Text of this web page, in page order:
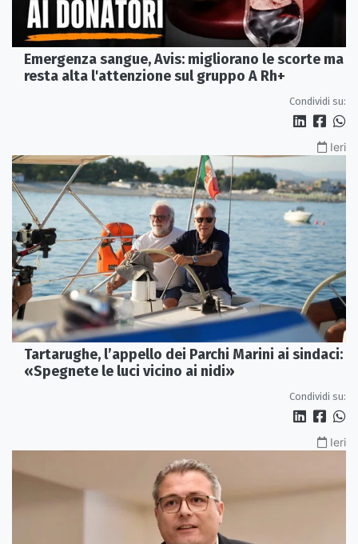
Emergenza sangue, Avis: migliorano le scorte ma
resta alta l'attenzione sul gruppo A Rh+
Condividi su:
Ieri
Tartarughe, l’appello dei Parchi Marini ai sindaci:
«Spegnete le luci vicino ai nidi»
Condividi su:
Ieri